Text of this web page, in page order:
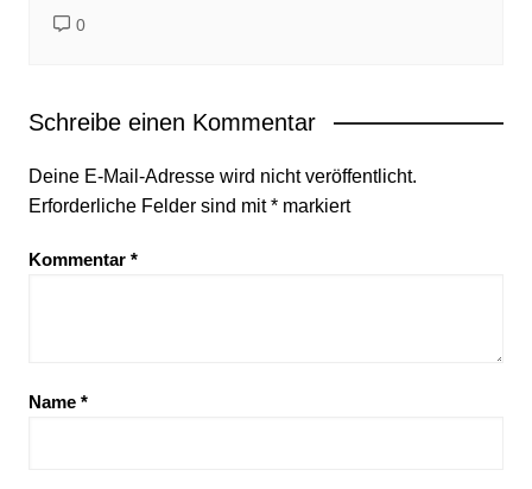
0
Schreibe einen Kommentar
Deine E-Mail-Adresse wird nicht veröffentlicht.
Erforderliche Felder sind mit*markiert
Kommentar *
Name *